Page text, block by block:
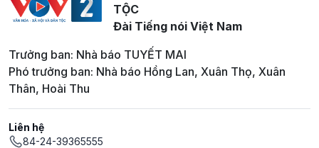
TỘC
Đài Tiếng nói Việt Nam
Trưởng ban: Nhà báo TUYẾT MAI
Phó trưởng ban: Nhà báo Hồng Lan, Xuân Thọ, Xuân
Thân, Hoài Thu
Liên hệ
84-24-39365555